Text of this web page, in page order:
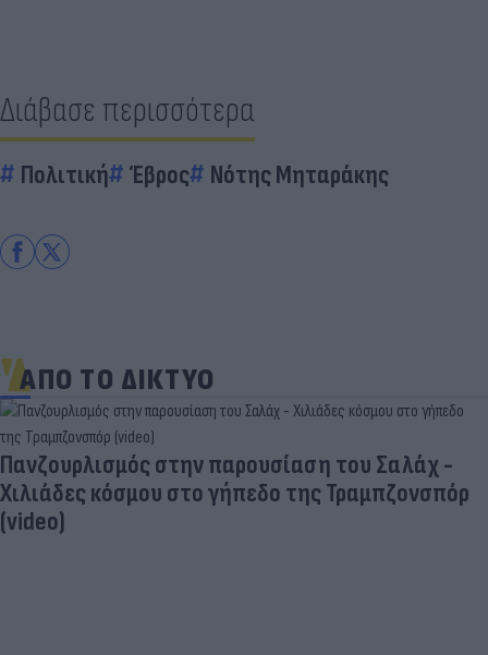
Διάβασε περισσότερα
Πολιτική Έβρος Νότης Μηταράκης
ΑΠΟ ΤΟ ΔΙΚΤΥΟ
Πανζουρλισμός στην παρουσίαση του Σαλάχ -
Χιλιάδες κόσμου στο γήπεδο της Τραμπζονσπόρ
(video)